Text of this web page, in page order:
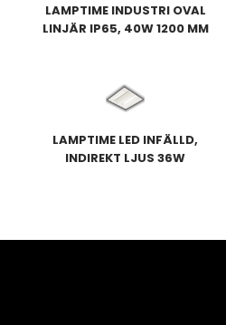
LAMPTIME INDUSTRI OVAL
LINJÄR IP65, 40W 1200 MM
LAMPTIME LED INFÄLLD,
INDIREKT LJUS 36W